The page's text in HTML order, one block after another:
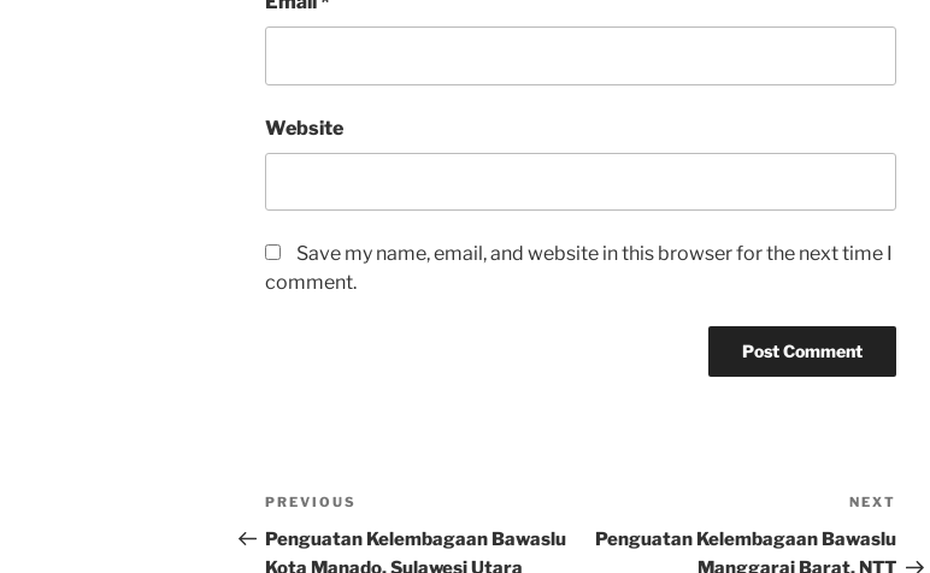
Website
Save my name, email, and website in this browser for the next time I
comment.
Post
navigation
Previous
Post
PREVIOUS
Penguatan Kelembagaan Bawaslu
Kota Manado, Sulawesi Utara
Post
NEXT
Penguatan Kelembagaan Bawaslu
Manggarai Barat, NTT